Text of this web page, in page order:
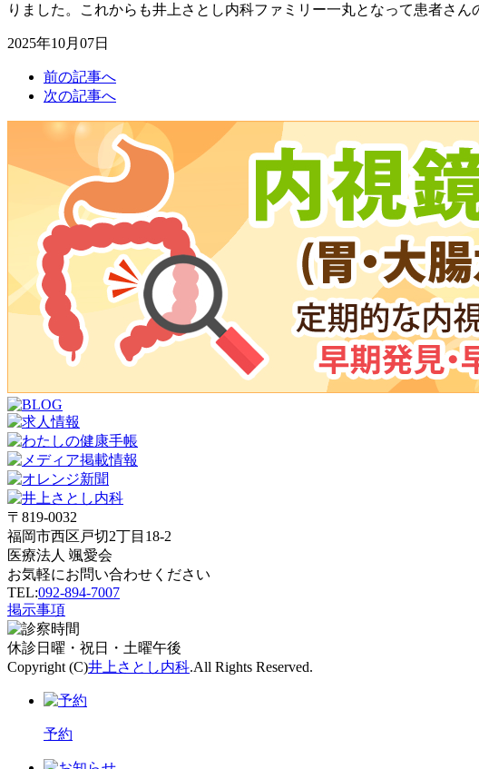
りました。これからも井上さとし内科ファミリー一丸となって患者さ
2025年10月07日
前の記事へ
次の記事へ
〒819-0032
福岡市西区戸切2丁目18-2
医療法人 颯愛会
お気軽にお問い合わせください
TEL:092-894-7007
掲示事項
休診 日曜・祝日・土曜午後
Copyright (C)井上さとし内科.All Rights Reserved.
予約